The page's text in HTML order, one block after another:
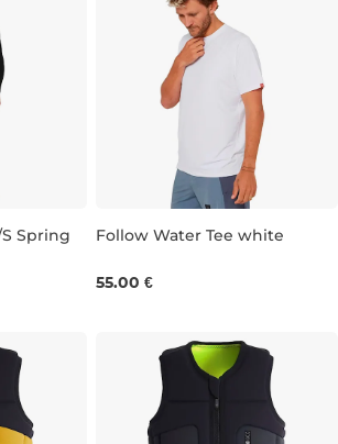
Spring
L XL
Follow Water Tee white
55.00 €